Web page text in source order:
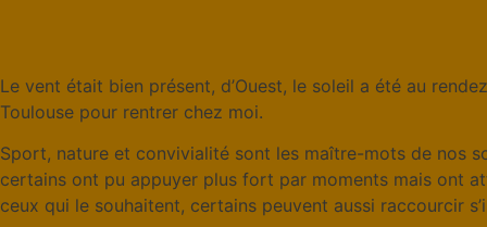
Le vent était bien présent, d’Ouest, le soleil a été au
Toulouse pour rentrer chez moi.
Sport, nature et convivialité sont les maître-mots de nos
certains ont pu appuyer plus fort par moments mais ont
ceux qui le souhaitent, certains peuvent aussi raccourcir